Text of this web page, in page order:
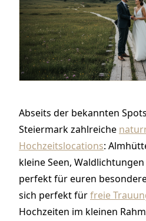
Abseits der bekannten
Steiermark zahlreiche
Hochzeitslocations:
kleine Seen,
perfekt für euren
sich perfekt fürfreie
Hochzeiten im kleinen